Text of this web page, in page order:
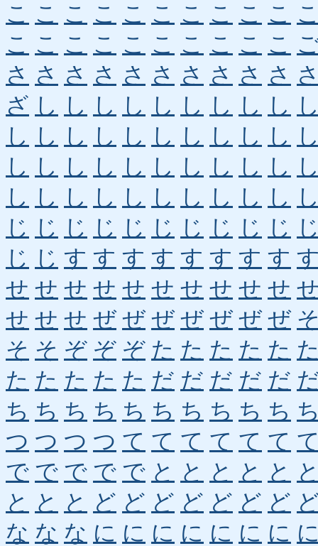
こ こ こ こ こ こ こ こ こ こ
こ こ こ こ こ こ こ こ こ こ
さ さ さ さ さ さ さ さ さ さ
ざ し し し し し し し し し
し し し し し し し し し し
し し し し し し し し し し
し し し し し し し し し し
じ じ じ じ じ じ じ じ じ じ
じ じ す す す す す す す す
せ せ せ せ せ せ せ せ せ せ
せ せ せ ぜ ぜ ぜ ぜ ぜ ぜ ぜ
そ そ ぞ ぞ ぞ た た た た た
た た た た た だ だ だ だ だ
ち ち ち ち ち ち ち ち ち ち
つ つ つ つ て て て て て て
で で で で で と と と と と
と と と ど ど ど ど ど ど ど
な な な に に に に に に に